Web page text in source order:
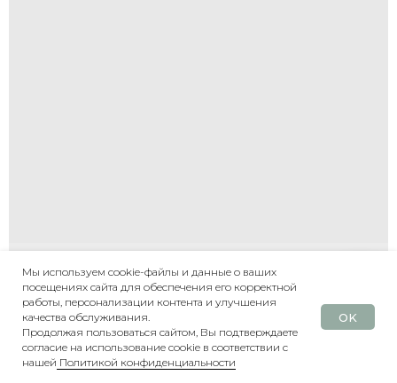
Мы используем cookie-файлы и данные о ваших
посещениях сайта для обеспечения его корректной
работы, персонализации контента и улучшения
качества обслуживания.
Продолжая пользоваться сайтом, Вы подтверждаете
согласие на использование cookie в соответствии с
нашей Политикой конфиденциальности
OK
Написать
НАЗАД КАТАЛОГ ПОИСК